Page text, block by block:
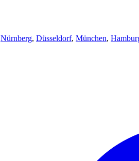
Nürnberg, Düsseldorf, München,